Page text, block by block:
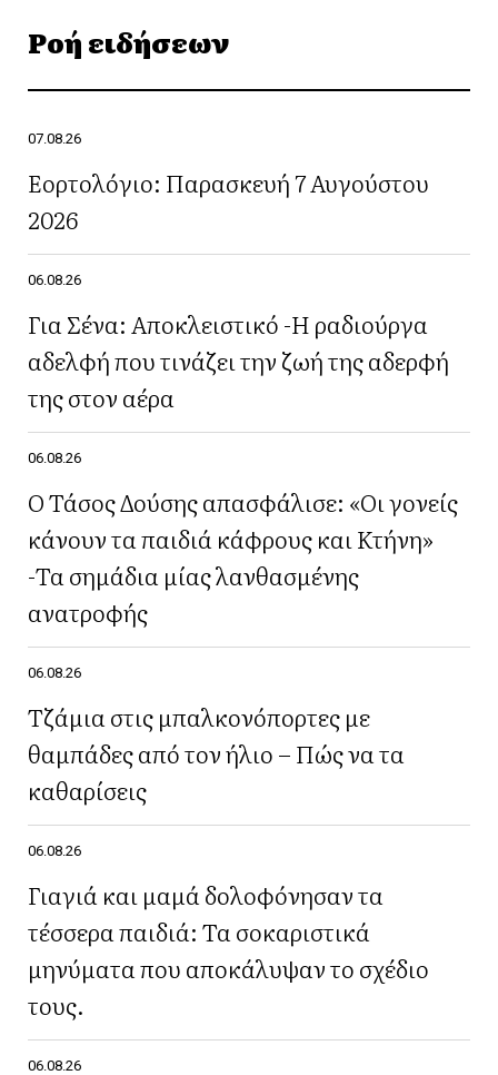
Ροή ειδήσεων
07.08.26
Εορτολόγιο: Παρασκευή 7 Αυγούστου
2026
06.08.26
Για Σένα: Αποκλειστικό -Η ραδιούργα
αδελφή που τινάζει την ζωή της αδερφή
της στον αέρα
06.08.26
Ο Τάσος Δούσης απασφάλισε: «Οι γονείς
κάνουν τα παιδιά κάφρους και Κτήνη»
-Τα σημάδια μίας λανθασμένης
ανατροφής
06.08.26
Τζάμια στις μπαλκονόπορτες με
θαμπάδες από τον ήλιο – Πώς να τα
καθαρίσεις
06.08.26
Γιαγιά και μαμά δολοφόνησαν τα
τέσσερα παιδιά: Τα σοκαριστικά
μηνύματα που αποκάλυψαν το σχέδιο
τους.
06.08.26